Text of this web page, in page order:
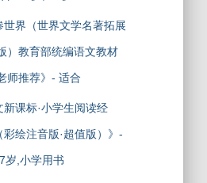
界（世界文学名著拓展
）教育部统编语文教材
师推荐》- 适合
课标·小学生阅读经
绘注音版·超值版）》-
岁,小学用书